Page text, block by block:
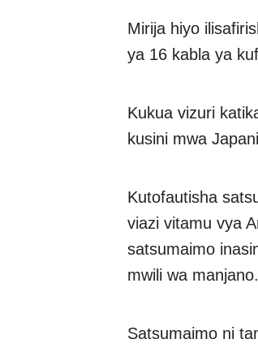
Mirija hiyo
ya 16 kabla ya
Kukua vizuri
kusini mwa
Kutofautisha
viazi vitamu vya
satsumaimo
mwili wa manjano.
Satsumaimo ni